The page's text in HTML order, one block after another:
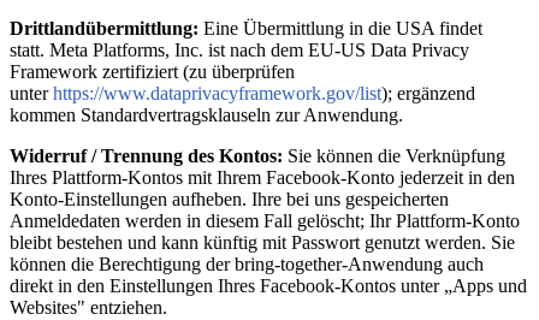
Drittlandübermittlung: Eine Übermittlung in die USA findet
statt. Meta Platforms, Inc. ist nach dem EU-US Data Privacy
Framework zertifiziert (zu überprüfen
unterhttps://www.dataprivacyframework.gov/list); ergänzend
kommen Standardvertragsklauseln zur Anwendung.
Widerruf / Trennung des Kontos: Sie können die Verknüpfung
Ihres Plattform-Kontos mit Ihrem Facebook-Konto jederzeit in den
Konto-Einstellungen aufheben. Ihre bei uns gespeicherten
Anmeldedaten werden in diesem Fall gelöscht; Ihr Plattform-Konto
bleibt bestehen und kann künftig mit Passwort genutzt werden. Sie
können die Berechtigung der bring-together-Anwendung auch
direkt in den Einstellungen Ihres Facebook-Kontos unter „Apps und
Websites" entziehen.